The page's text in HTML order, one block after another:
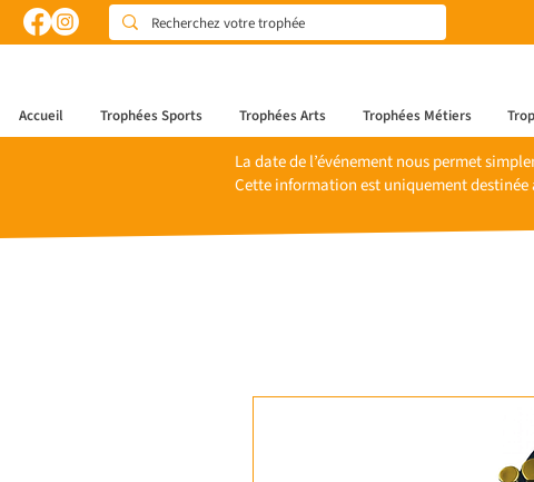
Accueil Trophées Sports Trophées Arts Trophées Métiers
La date de l’événement nous permet
Cette information est uniquement destinée